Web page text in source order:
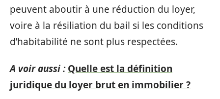
peuvent aboutir à une réduction du loyer,
voire à la résiliation du bail si les conditions
d’habitabilité ne sont plus respectées.
A voir aussi : Quelle est la définition
juridique du loyer brut en immobilier ?